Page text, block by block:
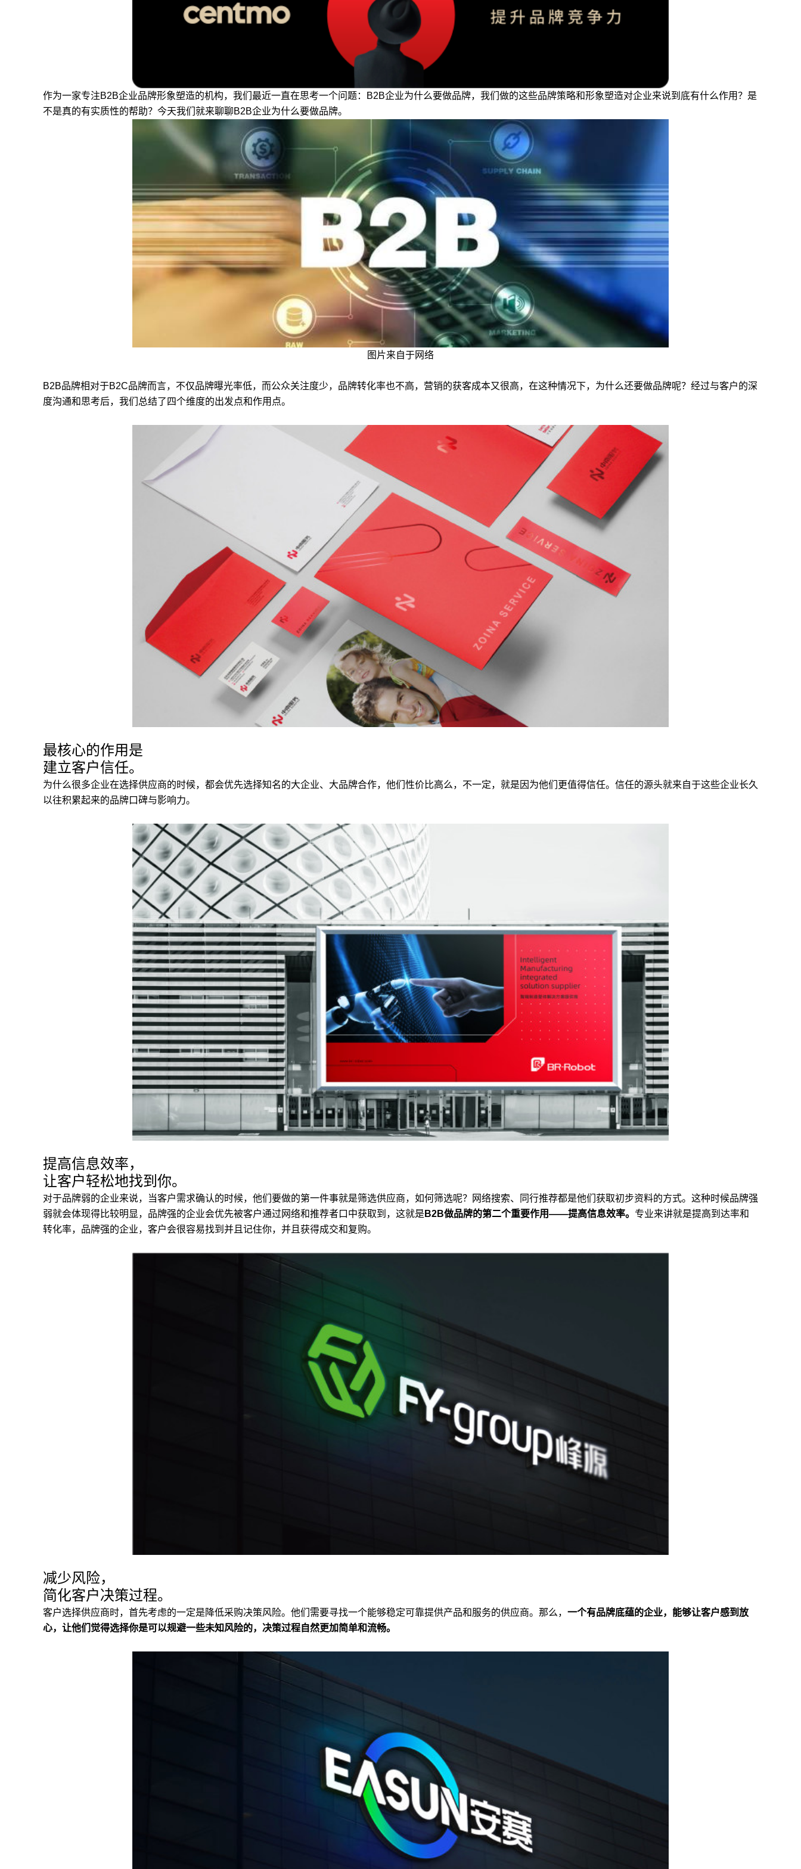
作为一家专注B2B企业品牌形象塑造的机构，我们最近一直在思考一个问题：B2B企业为什么要做品牌，我们做的这些品牌策略和形象塑造对企业来说到底有什么作用？是
不是真的有实质性的帮助？今天我们就来聊聊B2B企业为什么要做品牌。
图片来自于网络
B2B品牌相对于B2C品牌而言，不仅品牌曝光率低，而公众关注度少，品牌转化率也不高，营销的获客成本又很高，在这种情况下，为什么还要做品牌呢？经过与客户的深
度沟通和思考后，我们总结了四个维度的出发点和作用点。
最核心的作用是
建立客户信任。
为什么很多企业在选择供应商的时候，都会优先选择知名的大企业、大品牌合作，他们性价比高么，不一定，就是因为他们更值得信任。信任的源头就来自于这些企业长久
以往积累起来的品牌口碑与影响力。
提高信息效率，
让客户轻松地找到你。
对于品牌弱的企业来说，当客户需求确认的时候，他们要做的第一件事就是筛选供应商，如何筛选呢？网络搜索、同行推荐都是他们获取初步资料的方式。这种时候品牌强
弱就会体现得比较明显，品牌强的企业会优先被客户通过网络和推荐者口中获取到，这就是 B2B做品牌的第二个重要作用——提高信息效率。 专业来讲就是提高到达率和
转化率，品牌强的企业，客户会很容易找到并且记住你，并且获得成交和复购。
减少风险，
简化客户决策过程。
客户选择供应商时，首先考虑的一定是降低采购决策风险。他们需要寻找一个能够稳定可靠提供产品和服务的供应商。那么， 一个有品牌底蕴的企业，能够让客户感到放
心，让他们觉得选择你是可以规避一些未知风险的，决策过程自然更加简单和流畅。